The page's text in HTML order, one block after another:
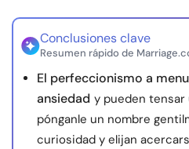
Recursos
Comunidad
Encuentra un terapeuta
Conclusiones clave
Resumen rápido de
El perfeccionismo a
ansiedad y pueden tensar
pónganle un nombre
curiosidad y elijan